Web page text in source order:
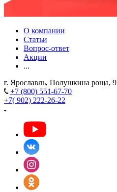
О компании
Статьи
Вопрос-ответ
Акции
...
г. Ярославль, Полушкина роща, 9
+7 (800) 551-67-70
+7( 902) 222-26-22